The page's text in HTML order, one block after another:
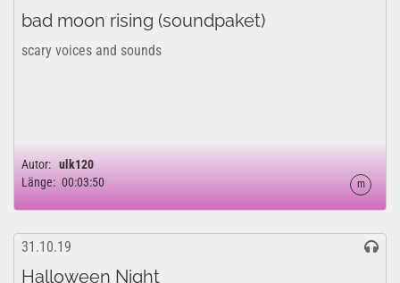
bad moon rising (soundpaket)
scary voices and sounds
Autor: ulk120
Länge: 00:03:50 m
31.10.19
Halloween Night